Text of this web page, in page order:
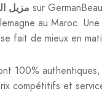
مزيل sur
au Maroc.
fait de mieux en
100%
compétitifs et